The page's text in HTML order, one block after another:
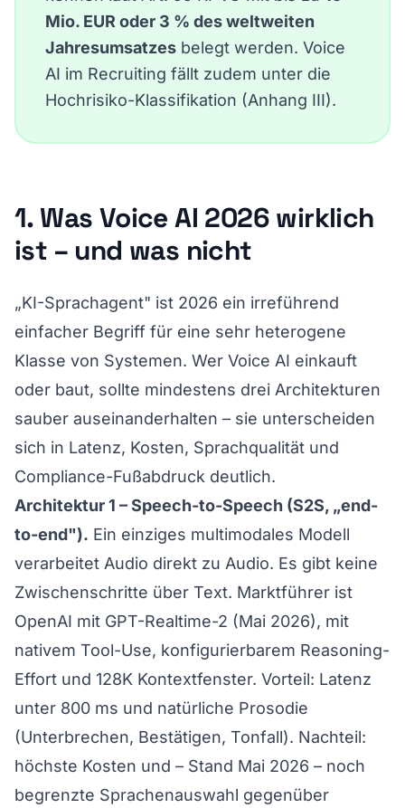
Mio. EUR oder 3 % des weltweiten
Jahresumsatzes belegt werden. Voice
AI im Recruiting fällt zudem unter die
Hochrisiko-Klassifikation (Anhang III).
1. Was Voice AI 2026 wirklich
ist – und was nicht
„KI-Sprachagent" ist 2026 ein irreführend
einfacher Begriff für eine sehr heterogene
Klasse von Systemen. Wer Voice AI einkauft
oder baut, sollte mindestens drei Architekturen
sauber auseinanderhalten – sie unterscheiden
sich in Latenz, Kosten, Sprachqualität und
Compliance-Fußabdruck deutlich.
Architektur 1 – Speech-to-Speech (S2S, „end-
to-end"). Ein einziges multimodales Modell
verarbeitet Audio direkt zu Audio. Es gibt keine
Zwischenschritte über Text. Marktführer ist
OpenAI mit GPT-Realtime-2 (Mai 2026), mit
nativem Tool-Use, konfigurierbarem Reasoning-
Effort und 128K Kontextfenster. Vorteil: Latenz
unter 800 ms und natürliche Prosodie
(Unterbrechen, Bestätigen, Tonfall). Nachteil:
höchste Kosten und – Stand Mai 2026 – noch
begrenzte Sprachenauswahl gegenüber